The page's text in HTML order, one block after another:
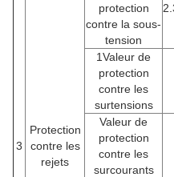
3
Protection
contre les
rejets
protection
contre la sous-
tension
1Valeur de
protection
contre les
surtensions
Valeur de
protection
contre les
surcourants